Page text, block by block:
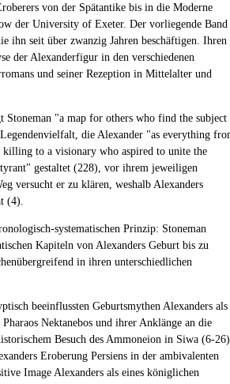
von der Spätantike bis in die Moderne
der University of Exeter. Der vorliegende Band
ihn seit über zwanzig Jahren beschäftigen. Ihren
der Alexanderfigur in den verschiedenen
und seiner Rezeption in Mittelalter und
Stoneman "a map for others who find the subject
die Alexander "as everything
to a visionary who aspired to unite the
gestaltet (228), vor ihrem jeweiligen
versucht er zu klären, weshalb Alexanders
(4).
systematischen Prinzip: Stoneman
Kapiteln von Alexanders Geburt bis zu
in ihren unterschiedlichen
beeinflussten Geburtsmythen Alexanders als
Nektanebos und ihrer Anklänge an die
Besuch des Ammoneion in Siwa (6-
Eroberung Persiens in der ambivalenten
Image Alexanders als eines königlichen